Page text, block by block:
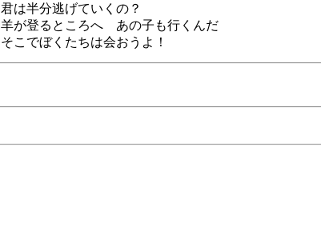
君は半分逃げていくの？
羊が登るところへ あの子も行くんだ
そこでぼくたちは会おうよ！